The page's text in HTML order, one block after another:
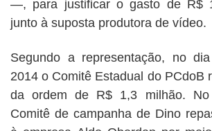
—, para justificar o gasto de R$
junto à suposta produtora de vídeo.
Segundo a representação, no
2014 o Comitê Estadual do PCdoB
da ordem de R$ 1,3 milhão.
Comitê de campanha de Dino